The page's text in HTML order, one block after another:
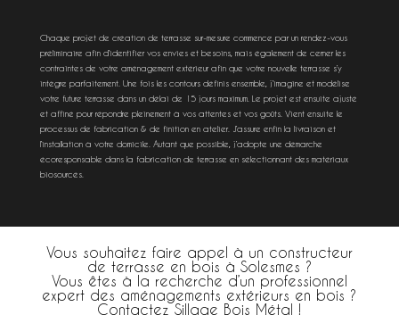
Chaque projet de création de terrasse sur-mesure commence par un rendez-vous
préliminaire afin d’identifier vos envies et besoins, mais également de cerner les
contraintes de votre aménagement extérieur afin que votre nouvelle terrasse s’y
intègre parfaitement. Une fois les contours définis ensemble, j’imagine et modélise
votre future terrasse dans un délai de 15 jours maximum. Le projet est ensuite ajusté
et affiné pour répondre pleinement à vos attentes et vos goûts. Vient ensuite le
processus de fabrication & de finition en atelier. J’assure enfin la livraison et
l’installation à votre domicile. Autant que possible, j’adopte une démarche
écoresponsable dans la fabrication de terrasse en sélectionnant des matériaux
biosourcés.
Vous souhaitez faire appel à un constructeur
de terrasse en bois à Solesmes ?
Vous êtes à la recherche d’un professionnel
expert des aménagements extérieurs en bois ?
Contactez Sillage Bois Métal !